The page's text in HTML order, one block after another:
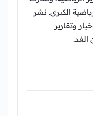
الكبرى. نشر
أخبار وتقارير
الغد.